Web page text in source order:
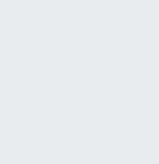
Naturelle des